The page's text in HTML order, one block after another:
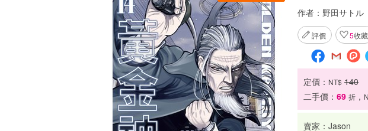
作者： 野田サトル
評價 5收藏
定價： NT$ 140
二手價： 69 折 ，
賣家： Jason